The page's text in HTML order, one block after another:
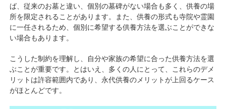
ば、従来のお墓と違い、個別の墓碑がない場合も多く、供養の場
所を限定されることがあります。また、供養の形式も寺院や霊園
に一任されるため、個別に希望する供養方法を選ぶことができな
い場合もあります。
こうした制約を理解し、自分や家族の希望に合った供養方法を選
ぶことが重要です。とはいえ、多くの人にとって、これらのデメ
リットは許容範囲内であり、永代供養のメリットが上回るケース
がほとんどです。